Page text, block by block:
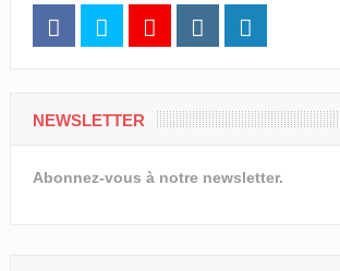
NEWSLETTER
Abonnez-vous à notre newsletter.